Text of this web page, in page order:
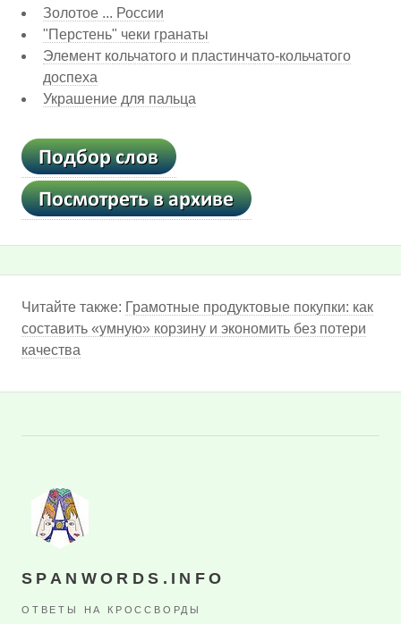
Золотое ... России
"Перстень" чеки гранаты
Элемент кольчатого и пластинчато-кольчатого
доспеха
Украшение для пальца
Читайте также: Грамотные продуктовые покупки: как
составить «умную» корзину и экономить без потери
качества
SPANWORDS.INFO
ОТВЕТЫ НА КРОССВОРДЫ